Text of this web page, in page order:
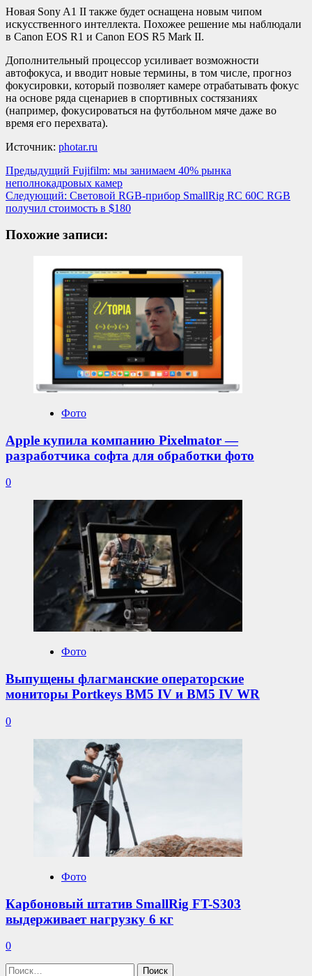
Новая Sony A1 II также будет оснащена новым чипом
искусственного интеллекта. Похожее решение мы наблюдали
в Canon EOS R1 и Canon EOS R5 Mark II.
Дополнительный процессор усиливает возможности
автофокуса, и вводит новые термины, в том числе, прогноз
фокусировки, который позволяет камере отрабатывать фокус
на основе ряда сценариев в спортивных состязаниях
(например, фокусироваться на футбольном мяче даже во
время его перехвата).
Источник: photar.ru
Навигация
записи
Предыдущий Fujifilm: мы занимаем 40% рынка
неполнокадровых камер
Следующий: Световой RGB-прибор SmallRig RC 60C RGB
получил стоимость в $180
Похожие записи:
Фото
Apple купила компанию Pixelmator —
разработчика софта для обработки фото
0
Фото
Выпущены флагманские операторские
мониторы Portkeys BM5 IV и BM5 IV WR
0
Фото
Карбоновый штатив SmallRig FT-S303
выдерживает нагрузку 6 кг
0
Найти: